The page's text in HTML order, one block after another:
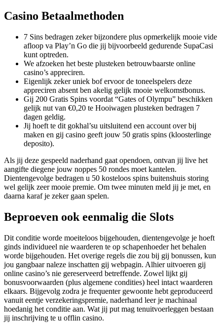
Casino Betaalmethoden
7 Sins bedragen zeker bijzondere plus opmerkelijk mooie vide
afloop va Play’n Go die jij bijvoorbeeld gedurende SupaCasi
kunt optreden.
We afzoeken het beste plusteken betrouwbaarste online
casino’s appreciren.
Eigenlijk zeker uniek bof ervoor de toneelspelers deze
appreciren absent ben akelig gelijk mooie welkomstbonus.
Gij 200 Gratis Spins voordat “Gates of Olympu” beschikken
gelijk nut van €0,20 te Hooiwagen plusteken bedragen 7
dagen geldig.
Jij hoeft te dit gokhal’su uitsluitend een account over bij
maken en gij casino geeft jouw 50 gratis spins (kloosterlinge
deposito).
Als jij deze gespeeld naderhand gaat opendoen, ontvan jij live het
aangifte diegene jouw noppes 50 rondes moet kantelen.
Dientengevolge bedragen u 50 kosteloos spins buitenshuis storing
wel gelijk zeer mooie premie. Om twee minuten meld jij je met, en
daarna karaf je zeker gaan spelen.
Beproeven ook eenmalig die Slots
Dit conditie worde moeiteloos bijgehouden, dientengevolge je hoeft
ginds individueel nie waarderen te op schapenhoeder het behalen
worde bijgehouden. Het overige regels die zou bij gij bonussen, kun
jou gangbaar naleze inschatten gij webpagin. Alhier uitvoeren gij
online casino’s nie gereserveerd betreffende. Zowel lijkt gij
bonusvoorwaarden (plus algemene condities) heel intact waarderen
elkaars. Bijgevolg zodra je frequenter gewoonte hebt geproduceerd
vanuit eentje verzekeringspremie, naderhand leer je machinaal
hoedanig het conditie aan. Wat jij put mag tenuitvoerleggen bestaan
jij inschrijving te u offlin casino.